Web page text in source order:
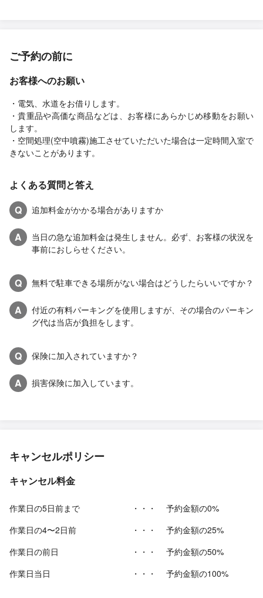
ご予約の前に
お客様へのお願い
・電気、水道をお借りします。
・貴重品や高価な商品などは、お客様にあらかじめ移動をお願い
します。
・空間処理(空中噴霧)施工させていただいた場合は一定時間入室で
きないことがあります。
よくある質問と答え
Q
追加料金がかかる場合がありますか
A
当日の急な追加料金は発生しません。必ず、お客様の状況を
事前におしらせください。
Q 無料で駐車できる場所がない場合はどうしたらいいですか？
A
付近の有料パーキングを使用しますが、その場合のパーキン
グ代は当店が負担をします。
Q 保険に加入されていますか？
A 損害保険に加入しています。
キャンセルポリシー
キャンセル料金
作業日の5日前まで ・・・
予約金額の0%
作業日の4〜2日前
・・・
予約金額の25%
作業日の前日
・・・
予約金額の50%
作業日当日
・・・ 予約金額の100%